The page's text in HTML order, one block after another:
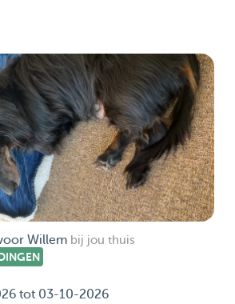
Willem bij jou thuis
tot 03-10-2026